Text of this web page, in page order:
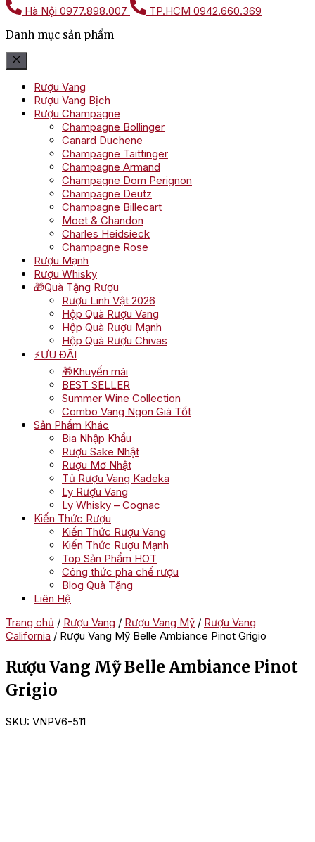
Hà Nội 0977.898.007 TP.HCM 0942.660.369
Danh mục sản phẩm
Rượu Vang
Rượu Vang Bịch
Rượu Champagne
Champagne Bollinger
Canard Duchene
Champagne Taittinger
Champagne Armand
Champagne Dom Perignon
Champagne Deutz
Champagne Billecart
Moet & Chandon
Charles Heidsieck
Champagne Rose
Rượu Mạnh
Rượu Whisky
🎁Quà Tặng Rượu
Rượu Linh Vật 2026
Hộp Quà Rượu Vang
Hộp Quà Rượu Mạnh
Hộp Quà Rượu Chivas
⚡ƯU ĐÃI
🎁Khuyến mãi
BEST SELLER
Summer Wine Collection
Combo Vang Ngon Giá Tốt
Sản Phẩm Khác
Bia Nhập Khẩu
Rượu Sake Nhật
Rượu Mơ Nhật
Tủ Rượu Vang Kadeka
Ly Rượu Vang
Ly Whisky – Cognac
Kiến Thức Rượu
Kiến Thức Rượu Vang
Kiến Thức Rượu Mạnh
Top Sản Phẩm HOT
Công thức pha chế rượu
Blog Quà Tặng
Liên Hệ
Trang chủ / Rượu Vang / Rượu Vang Mỹ / Rượu Vang
California / Rượu Vang Mỹ Belle Ambiance Pinot Grigio
Rượu Vang Mỹ Belle Ambiance Pinot
Grigio
SKU: VNPV6-511